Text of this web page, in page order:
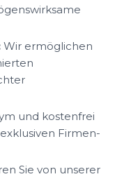
Wir ermöglichen
und kostenfrei
Firmen-
Sie von unserer